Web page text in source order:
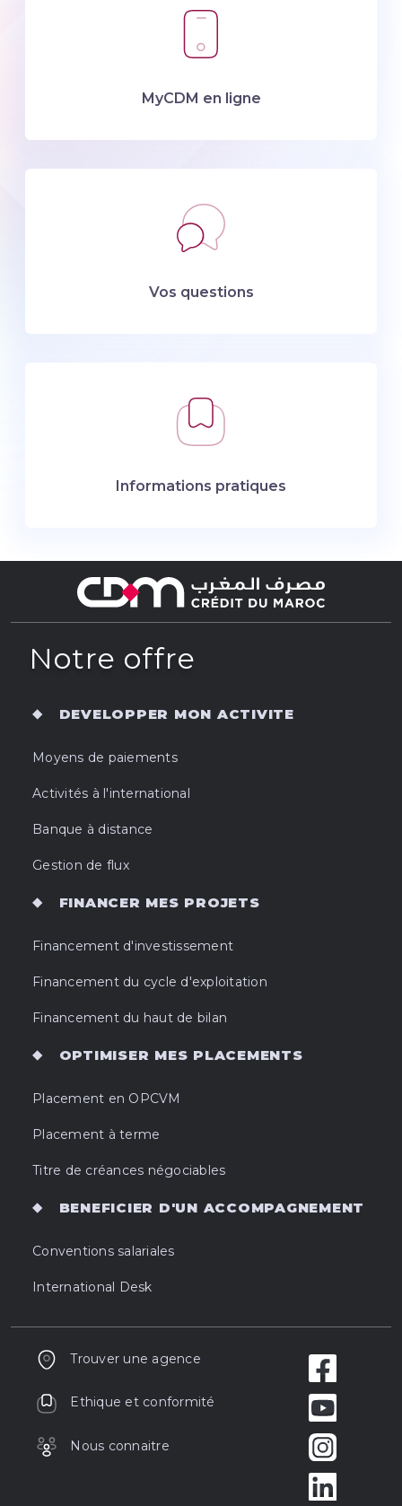
MyCDM en ligne
Vos questions
Informations pratiques
Notre offre
DEVELOPPER MON ACTIVITE
Moyens de paiements
Activités à l'international
Banque à distance
Gestion de flux
FINANCER MES PROJETS
Financement d'investissement
Financement du cycle d'exploitation
Financement du haut de bilan
OPTIMISER MES PLACEMENTS
Placement en OPCVM
Placement à terme
Titre de créances négociables
BENEFICIER D'UN ACCOMPAGNEMENT
Conventions salariales
International Desk
Trouver une agence
Ethique et conformité
Nous connaitre